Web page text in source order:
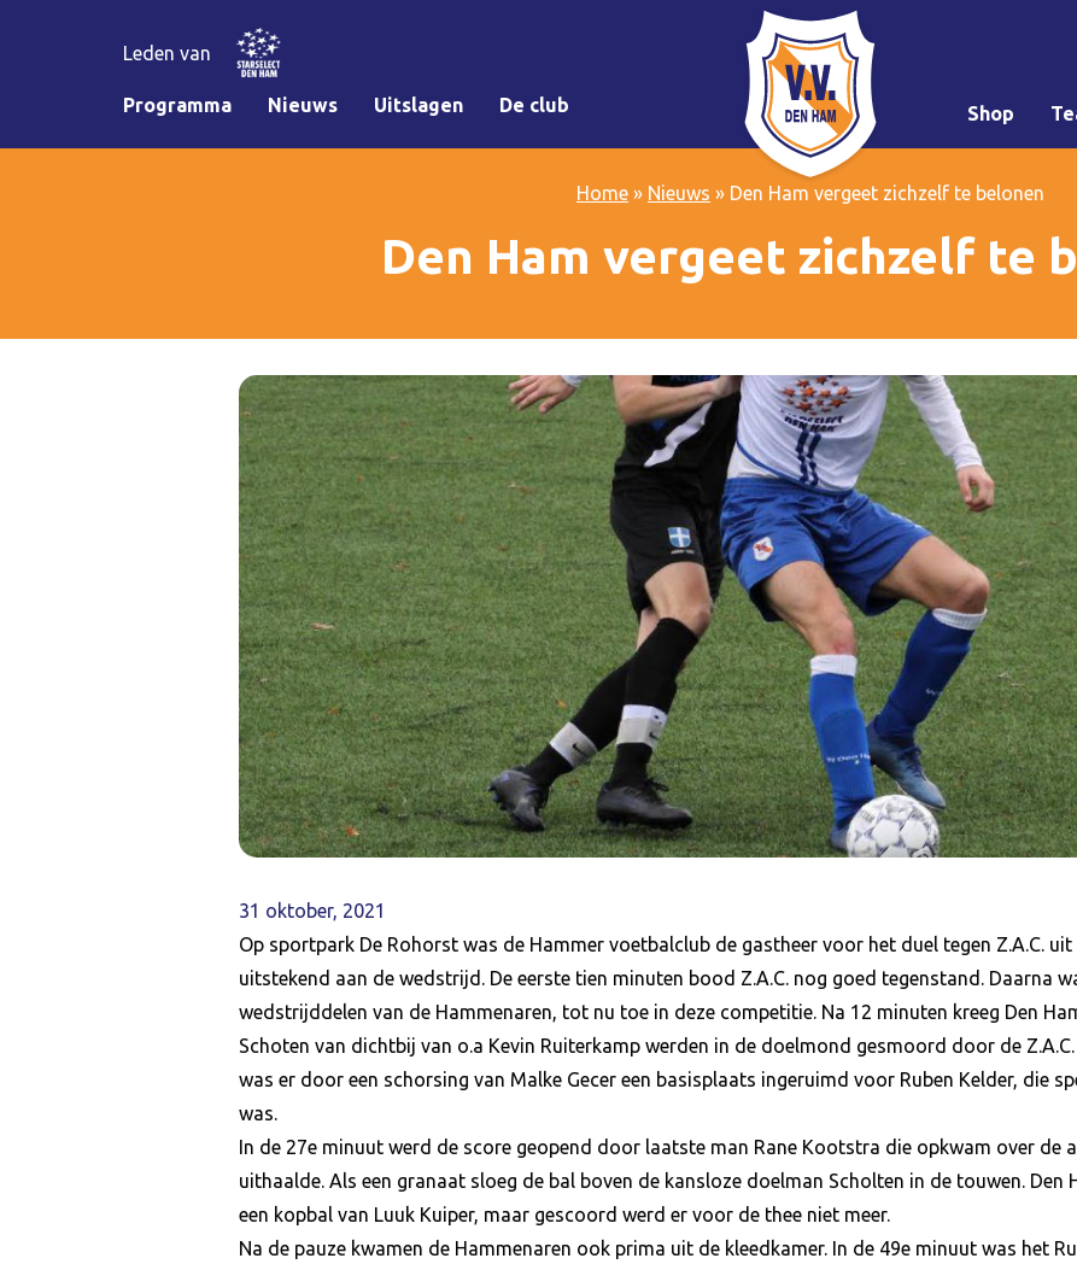
Leden van
Programma Nieuws Uitslagen De club Shop
Home » Nieuws » Den Ham vergeet zichzelf te belonen
Den Ham vergeet zichzelf te
31 oktober, 2021
Op sportpark De Rohorst was de Hammer voetbalclub de gastheer voor het duel tegen Z.A.C.
uitstekend aan de wedstrijd. De eerste tien minuten bood Z.A.C. nog goed tegenstand. Daarna
wedstrijddelen van de Hammenaren, tot nu toe in deze competitie. Na 12 minuten kreeg Den
Schoten van dichtbij van o.a Kevin Ruiterkamp werden in de doelmond gesmoord door de
was er door een schorsing van Malke Gecer een basisplaats ingeruimd voor Ruben Kelder, die
was.
In de 27e minuut werd de score geopend door laatste man Rane Kootstra die opkwam over de
uithaalde. Als een granaat sloeg de bal boven de kansloze doelman Scholten in de touwen. Den
een kopbal van Luuk Kuiper, maar gescoord werd er voor de thee niet meer.
Na de pauze kwamen de Hammenaren ook prima uit de kleedkamer. In de 49e minuut was het